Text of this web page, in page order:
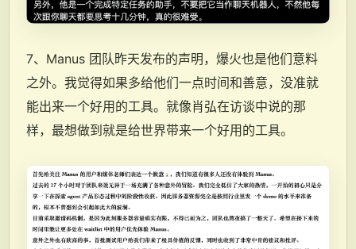
7、Manus 团队昨天发布的声明，爆火也是他们意料
之外。我觉得如果多给他们一点时间和善意，没准就
能出来一个好用的工具。就像肖弘在访谈中说的那
样，最想做到就是给世界带来一个好用的工具。